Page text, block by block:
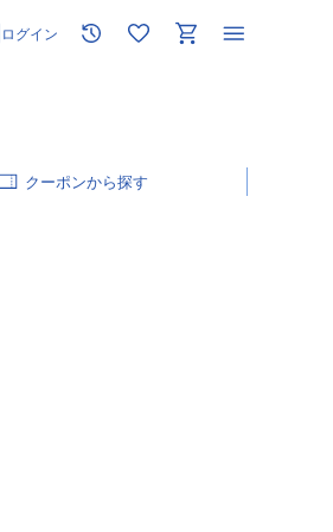
ログイン
クーポン